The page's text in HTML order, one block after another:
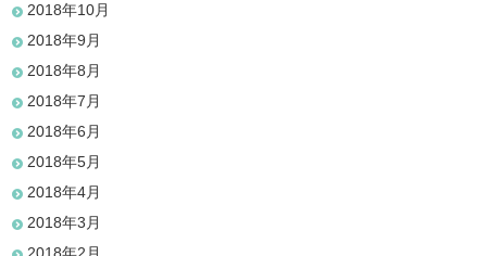
2018年10月
2018年9月
2018年8月
2018年7月
2018年6月
2018年5月
2018年4月
2018年3月